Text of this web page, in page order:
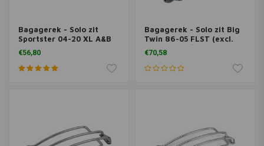
Bagagerek - Solo zit
Sportster 04-20 XL A&B
mount holes
€56,80
Bagagerek - Solo zit Big
Twin 86-05 FLST (excl.
FLSTS). 10 1/2'' long x 6''
wide
€70,58